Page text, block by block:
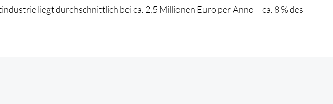
liegt durchschnittlich bei ca. 2,5 Millionen Euro per Anno – ca. 8 % des